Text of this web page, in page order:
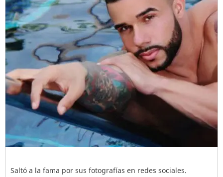
Saltó a la fama por sus fotografías en redes sociales.